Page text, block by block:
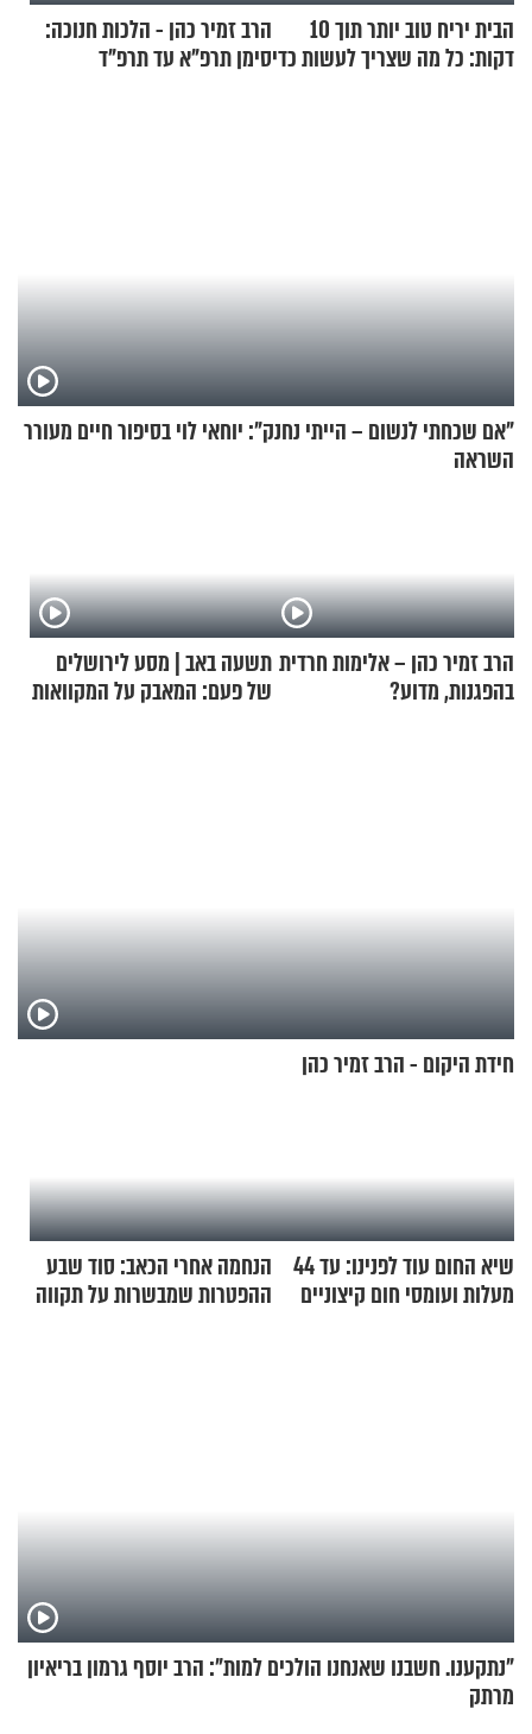
הבית יריח טוב יותר תוך 10
דקות: כל מה שצריך לעשות כדי
הרב זמיר כהן - הלכות חנוכה:
סימן תרפ"א עד תרפ"ד
"אם שכחתי לנשום – הייתי נחנק": יוחאי לוי בסיפור חיים מעורר
השראה
הרב זמיר כהן – אלימות חרדית
בהפגנות, מדוע?
תשעה באב | מסע לירושלים
של פעם: המאבק על המקוואות
חידת היקום - הרב זמיר כהן
שיא החום עוד לפנינו: עד 44
מעלות ועומסי חום קיצוניים
הנחמה אחרי הכאב: סוד שבע
ההפטרות שמבשרות על תקווה
"נתקענו. חשבנו שאנחנו הולכים למות": הרב יוסף גרמון בריאיון
מרתק